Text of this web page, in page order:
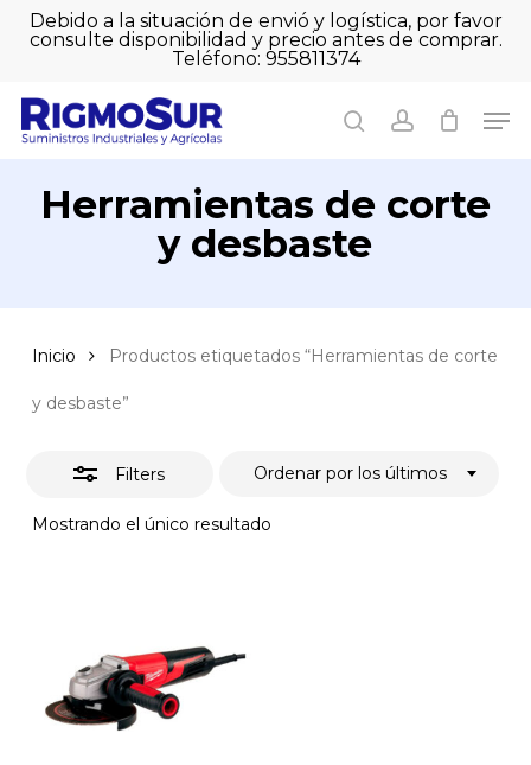
SkipDebido a la situación de envió y logística, por favor
consulte disponibilidad y precio antes de comprar.
Teléfono: 955811374
searchaccount
Cart Close
Herramientas de corte
y desbaste
Inicio Productos etiquetados “Herramientas de corte
y desbaste”
Filters
Mostrando el único resultado
Ordenar por los últimos
Close